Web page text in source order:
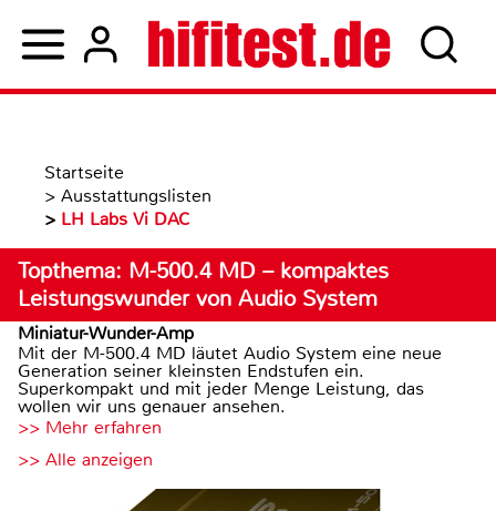
Startseite
> Ausstattungslisten
> LH Labs Vi DAC
Topthema: M-500.4 MD – kompaktes
Leistungswunder von Audio System
Miniatur-Wunder-Amp
Mit der M-500.4 MD läutet Audio System eine neue
Generation seiner kleinsten Endstufen ein.
Superkompakt und mit jeder Menge Leistung, das
wollen wir uns genauer ansehen.
>> Mehr erfahren
>> Alle anzeigen